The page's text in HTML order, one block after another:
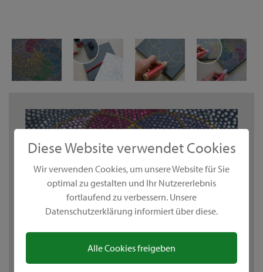
Diese Website verwendet Cookies
Wir verwenden Cookies, um unsere Website für Sie
optimal zu gestalten und Ihr Nutzererlebnis
fortlaufend zu verbessern. Unsere
Datenschutzerklärung informiert über diese.
Alle Cookies freigeben